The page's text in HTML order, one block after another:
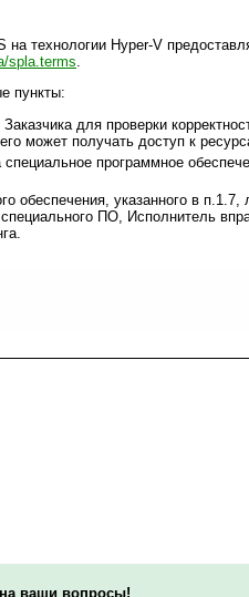
технологии Hyper-V
spla.terms.
пункты:
для проверки
может получать доступ к
программное
обеспечения, указанного в п.1.7,
ПО, Исполнитель
ваши вопросы!